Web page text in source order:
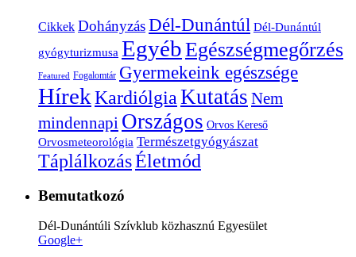
Cikkek DohányzásDél-Dunántúl Dél-Dunántúl
gyógyturizmusa EgyébEgészségmegőrzés
Featured Fogalomtár Gyermekeink egészsége
HírekKardiólgia Kutatás Nem
mindennapi Országos Orvos Kereső
Orvosmeteorológia Természetgyógyászat
TáplálkozásÉletmód
Bemutatkozó
Dél-Dunántúli Szívklub közhasznú Egyesület
Google+